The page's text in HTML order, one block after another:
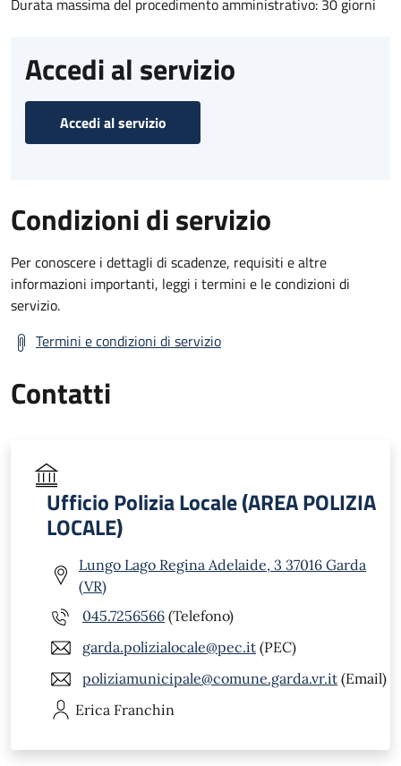
Accedi al servizio
Accedi al servizio
Condizioni di servizio
Per conoscere i dettagli di scadenze, requisiti e altre
informazioni importanti, leggi i termini e le condizioni di
servizio.
Termini e condizioni di servizio
Contatti
Ufficio Polizia Locale (AREA POLIZIA
LOCALE)
Lungo Lago Regina Adelaide, 3 37016 Garda
(VR)
045.7256566 (Telefono)
garda.polizialocale@pec.it (PEC)
poliziamunicipale@comune.garda.vr.it (Email)
Erica Franchin